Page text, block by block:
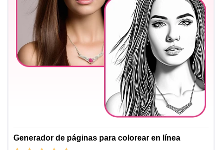
Generador de páginas para colorear en línea